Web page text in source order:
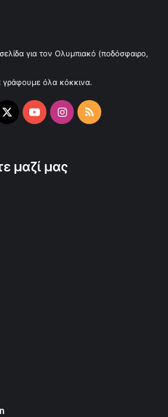
για τον Ολυμπιακό (ποδόσφαιρο,
γράφουμε όλα κόκκινα.
X YouTubeInstagram
RSS
μαζί μας